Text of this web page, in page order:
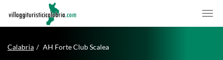
Calabria AH Forte Club Scalea